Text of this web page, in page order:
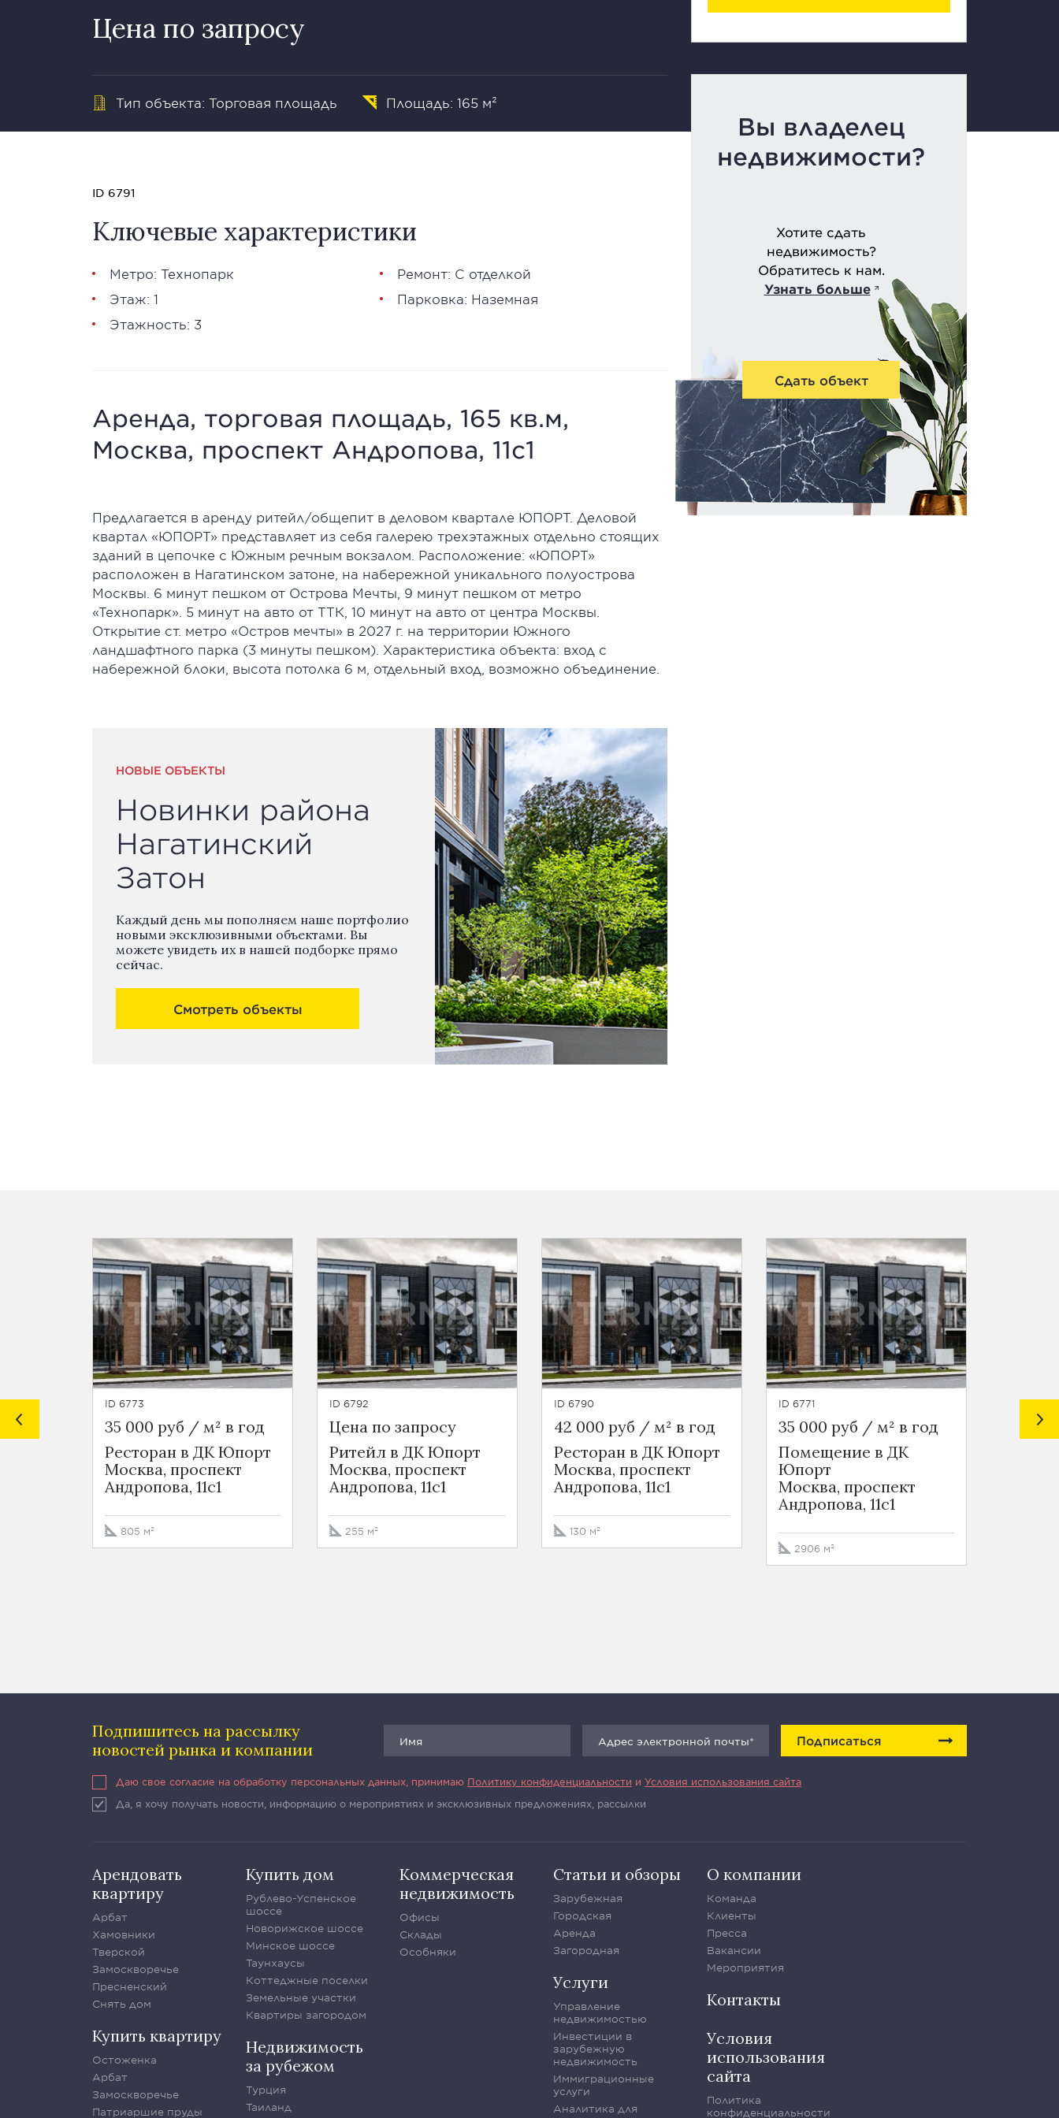
Цена по запросу
Тип объекта: Торговая площадь Площадь: 165 м²
Вы владелец
недвижимости?
Хотите сдать
недвижимость?
Обратитесь к нам.
Узнать больше
Сдать объект
ID 6791
Ключевые характеристики
Метро: Технопарк
Этаж: 1
Этажность: 3
Ремонт: С отделкой
Парковка: Наземная
Аренда, торговая площадь, 165 кв.м,
Москва, проспект Андропова, 11с1
Предлагается в аренду ритейл/общепит в деловом квартале ЮПОРТ. Деловой
квартал «ЮПОРТ» представляет из себя галерею трехэтажных отдельно стоящих
зданий в цепочке с Южным речным вокзалом. Расположение: «ЮПОРТ»
расположен в Нагатинском затоне, на набережной уникального полуострова
Москвы. 6 минут пешком от Острова Мечты, 9 минут пешком от метро
«Технопарк». 5 минут на авто от ТТК, 10 минут на авто от центра Москвы.
Открытие ст. метро «Остров мечты» в 2027 г. на территории Южного
ландшафтного парка (3 минуты пешком). Характеристика объекта: вход с
набережной блоки, высота потолка 6 м, отдельный вход, возможно объединение.
НОВЫЕ ОБЪЕКТЫ
Новинки района
Нагатинский
Затон
Каждый день мы пополняем наше портфолио
новыми эксклюзивными объектами. Вы
можете увидеть их в нашей подборке прямо
сейчас.
Смотреть объекты
ID 6773
35 000 руб / м² в год
Ресторан в ДК Юпорт
Москва, проспект
Андропова, 11с1
805 м²
ID 6792
Цена по запросу
Ритейл в ДК Юпорт
Москва, проспект
Андропова, 11с1
255 м²
ID 6790
42 000 руб / м² в год
Ресторан в ДК Юпорт
Москва, проспект
Андропова, 11с1
130 м²
ID 6771
35 000 руб / м² в год
Помещение в ДК
Юпорт
Москва, проспект
Андропова, 11с1
2906 м²
ID 6193
64
Подпишитесь на рассылку
новостей рынка и компании
Подписаться
Даю свое согласие на обработку персональных данных, принимаю Политику конфиденциальности и Условия использования сайта
Да, я хочу получать новости, информацию о мероприятиях и эксклюзивных предложениях, рассылки
Арендовать
квартиру
Арбат
Хамовники
Тверской
Замоскворечье
Пресненский
Снять дом
Купить квартиру
Остоженка
Арбат
Замоскворечье
Патриаршие пруды
Купить дом
Рублево-Успенское
шоссе
Новорижское шоссе
Минское шоссе
Таунхаусы
Коттеджные поселки
Земельные участки
Квартиры загородом
Недвижимость
за рубежом
Турция
Таиланд
Коммерческая
недвижимость
Офисы
Склады
Особняки
Статьи и обзоры
Зарубежная
Городская
Аренда
Загородная
Услуги
Управление
недвижимостью
Инвестиции в
зарубежную
недвижимость
Иммиграционные
услуги
Аналитика для
О компании
Команда
Клиенты
Пресса
Вакансии
Мероприятия
Контакты
Условия
использования
сайта
Политика
конфиденциальности